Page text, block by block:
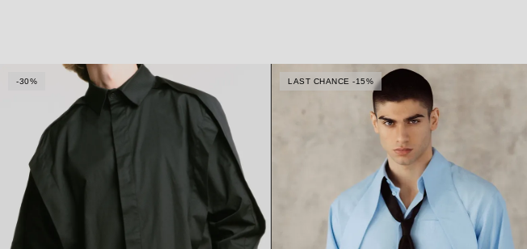
-30% LAST CHANCE -15%